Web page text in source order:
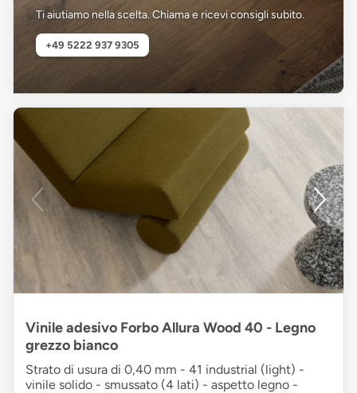
Ti aiutiamo nella scelta. Chiama e ricevi consigli subito.
+49 5222 937 9305
Vinile adesivo Forbo Allura Wood 40 - Legno
grezzo bianco
Strato di usura di 0,40 mm - 41 industrial (light) -
vinile solido - smussato (4 lati) - aspetto legno -